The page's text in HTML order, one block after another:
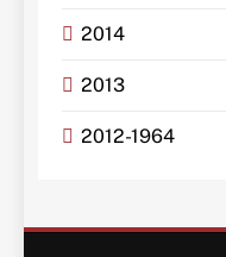
2014
2013
2012-1964